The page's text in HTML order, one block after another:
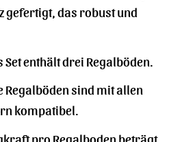
gefertigt, das robust und
Set enthält drei Regalböden.
Regalböden sind mit allen
kompatibel.
pro Regalboden beträgt